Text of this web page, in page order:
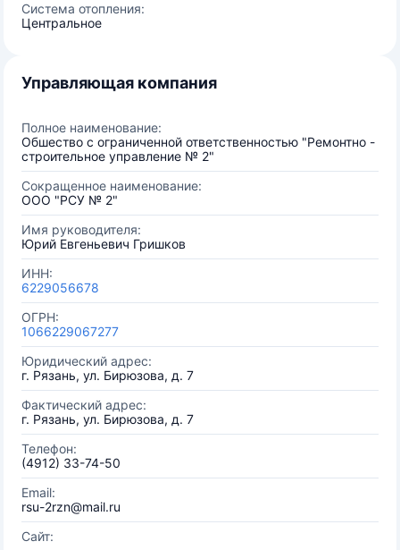
Система отопления:
Центральное
Управляющая компания
Полное наименование:
Обшество с ограниченной ответственностью "Ремонтно -
строительное управление № 2"
Сокращенное наименование:
ООО "РСУ № 2"
Имя руководителя:
Юрий Евгеньевич Гришков
ИНН:
6229056678
ОГРН:
1066229067277
Юридический адрес:
г. Рязань, ул. Бирюзова, д. 7
Фактический адрес:
г. Рязань, ул. Бирюзова, д. 7
Телефон:
(4912) 33-74-50
Email:
rsu-2rzn@mail.ru
Сайт: